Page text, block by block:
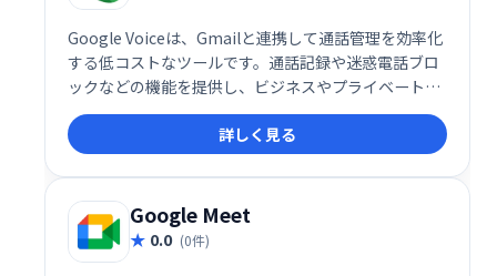
Google Voiceは、Gmailと連携して通話管理を効率化
する低コストなツールです。通話記録や迷惑電話ブロ
ックなどの機能を提供し、ビジネスやプライベートで
の通話管理をスマートにサポートします。
詳しく見る
Google Meet
0.0 (0件)